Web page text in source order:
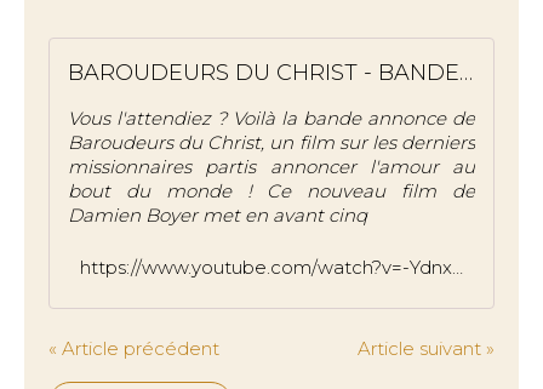
BAROUDEURS DU CHRIST - BANDE ANNONCE OFFICIELLE
Vous l'attendiez ? Voilà la bande annonce de
Baroudeurs du Christ, un film sur les derniers
missionnaires partis annoncer l'amour au
bout du monde ! Ce nouveau film de
Damien Boyer met en avant cinq
https://www.youtube.com/watch?v=-YdnxqoP_xU
« Article précédent Article suivant »